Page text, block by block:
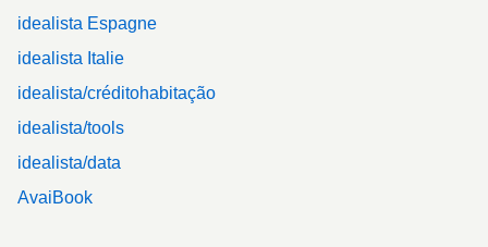
idealista Espagne
idealista Italie
idealista/créditohabitação
idealista/tools
idealista/data
AvaiBook